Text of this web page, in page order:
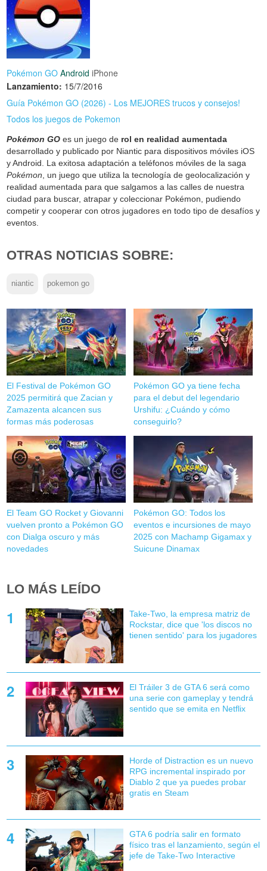
Pokémon GO Android iPhone
Lanzamiento: 15/7/2016
Guía Pokémon GO (2026) - Los MEJORES trucos y consejos!
Todos los juegos de Pokemon
Pokémon GO es un juego de rol en realidad aumentada
desarrollado y publicado por Niantic para dispositivos móviles iOS
y Android. La exitosa adaptación a teléfonos móviles de la saga
Pokémon , un juego que utiliza la tecnología de geolocalización y
realidad aumentada para que salgamos a las calles de nuestra
ciudad para buscar, atrapar y coleccionar Pokémon, pudiendo
competir y cooperar con otros jugadores en todo tipo de desafíos y
eventos.
OTRAS NOTICIAS SOBRE:
niantic pokemon go
El Festival de Pokémon GO
2025 permitirá que Zacian y
Zamazenta alcancen sus
formas más poderosas
Pokémon GO ya tiene fecha
para el debut del legendario
Urshifu: ¿Cuándo y cómo
conseguirlo?
El Team GO Rocket y Giovanni
vuelven pronto a Pokémon GO
con Dialga oscuro y más
novedades
Pokémon GO: Todos los
eventos e incursiones de mayo
2025 con Machamp Gigamax y
Suicune Dinamax
LO MÁS LEÍDO
Take-Two, la empresa matriz de
Rockstar, dice que 'los discos no
tienen sentido' para los jugadores
El Tráiler 3 de GTA 6 será como
una serie con gameplay y tendrá
sentido que se emita en Netflix
Horde of Distraction es un nuevo
RPG incremental inspirado por
Diablo 2 que ya puedes probar
gratis en Steam
GTA 6 podría salir en formato
físico tras el lanzamiento, según el
jefe de Take-Two Interactive